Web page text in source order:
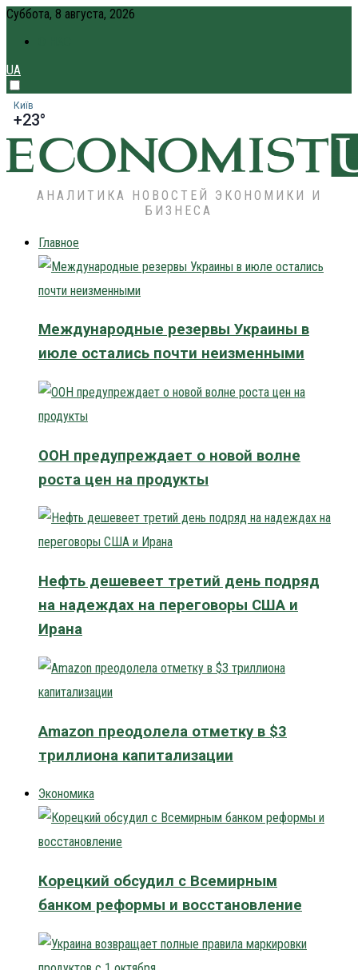
Суббота, 8 августа, 2026
UA
Київ
+23°
АНАЛИТИКА НОВОСТЕЙ ЭКОНОМИКИ И
БИЗНЕСА
Главное
Международные резервы Украины в
июле остались почти неизменными
ООН предупреждает о новой волне
роста цен на продукты
Нефть дешевеет третий день подряд
на надеждах на переговоры США и
Ирана
Amazon преодолела отметку в $3
триллиона капитализации
Экономика
Корецкий обсудил с Всемирным
банком реформы и восстановление